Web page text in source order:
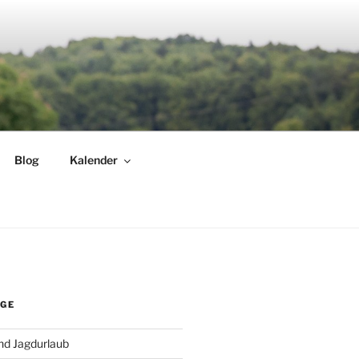
Blog Kalender
Jagdurlaub